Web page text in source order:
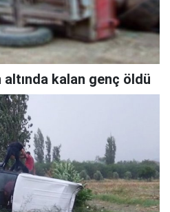
kalan genç öldü